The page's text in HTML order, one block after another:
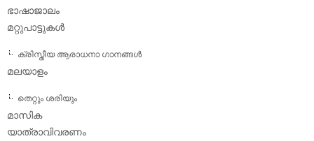
ഭാഷാജാലം
മറ്റുപാട്ടുകള്‍
ക്രിസ്തീയ ആരാധനാ ഗാനങ്ങള്‍
മലയാളം
തെറ്റും ശരിയും
മാസിക
യാത്രാവിവരണം